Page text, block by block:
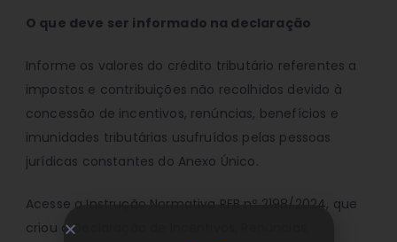
O que deve ser informado na declaração
Informe os valores do crédito tributário referentes a
impostos e contribuições não recolhidos devido à
concessão de incentivos, renúncias, benefícios e
imunidades tributárias usufruídos pelas pessoas
jurídicas constantes do Anexo Único.
Acesse a Instrução Normativa RFB nº 2198/2024, que
criou a Declaração de Incentivos, Renúncias,